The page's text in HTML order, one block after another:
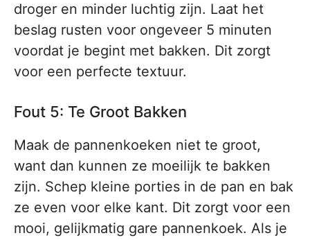
droger en minder luchtig zijn. Laat het
beslag rusten voor ongeveer 5 minuten
voordat je begint met bakken. Dit zorgt
voor een perfecte textuur.
Fout 5: Te Groot Bakken
Maak de pannenkoeken niet te groot,
want dan kunnen ze moeilijk te bakken
zijn. Schep kleine porties in de pan en bak
ze even voor elke kant. Dit zorgt voor een
mooi, gelijkmatig gare pannenkoek. Als je